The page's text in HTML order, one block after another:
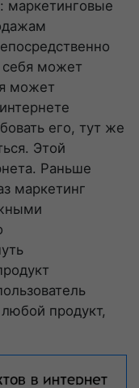
себя может
может
его, тут же
Этой
Раньше
маркетинг
продукт,